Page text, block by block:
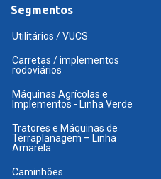
Segmentos
Utilitários / VUCS
Carretas / implementos
rodoviários
Máquinas Agrícolas e
Implementos - Linha Verde
Tratores e Máquinas de
Terraplanagem – Linha
Amarela
Caminhões